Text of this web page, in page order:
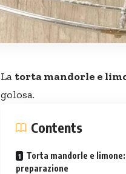
La torta mandorle e
golosa.
Contents
Torta mandorle e
preparazione